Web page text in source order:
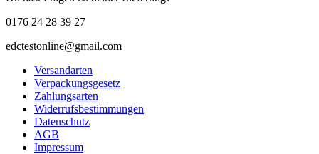
0176 24 28 39 27
edctestonline@gmail.com
Versandarten
Verpackungsgesetz
Zahlungsarten
Widerrufsbestimmungen
Datenschutz
AGB
Impressum